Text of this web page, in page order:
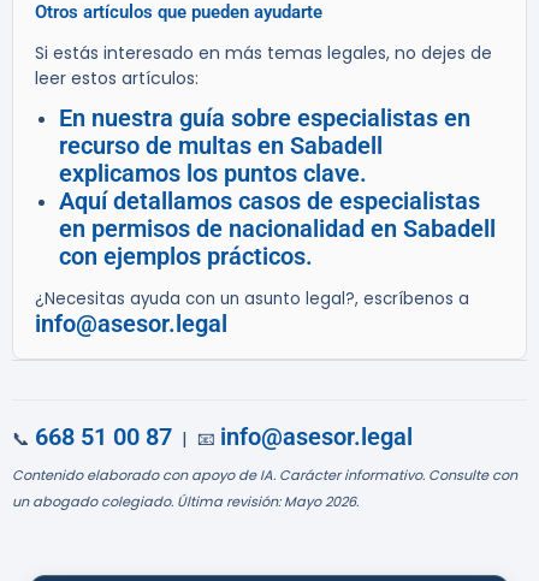
Otros artículos que pueden ayudarte
Si estás interesado en más temas legales, no dejes de
leer estos artículos:
En nuestra guía sobre especialistas en
recurso de multas en Sabadell
explicamos los puntos clave.
Aquí detallamos casos de especialistas
en permisos de nacionalidad en Sabadell
con ejemplos prácticos.
¿Necesitas ayuda con un asunto legal?, escríbenos a
info@asesor.legal
📞 668 51 00 87 | 📧 info@asesor.legal
Contenido elaborado con apoyo de IA. Carácter informativo. Consulte con
un abogado colegiado. Última revisión: Mayo 2026.